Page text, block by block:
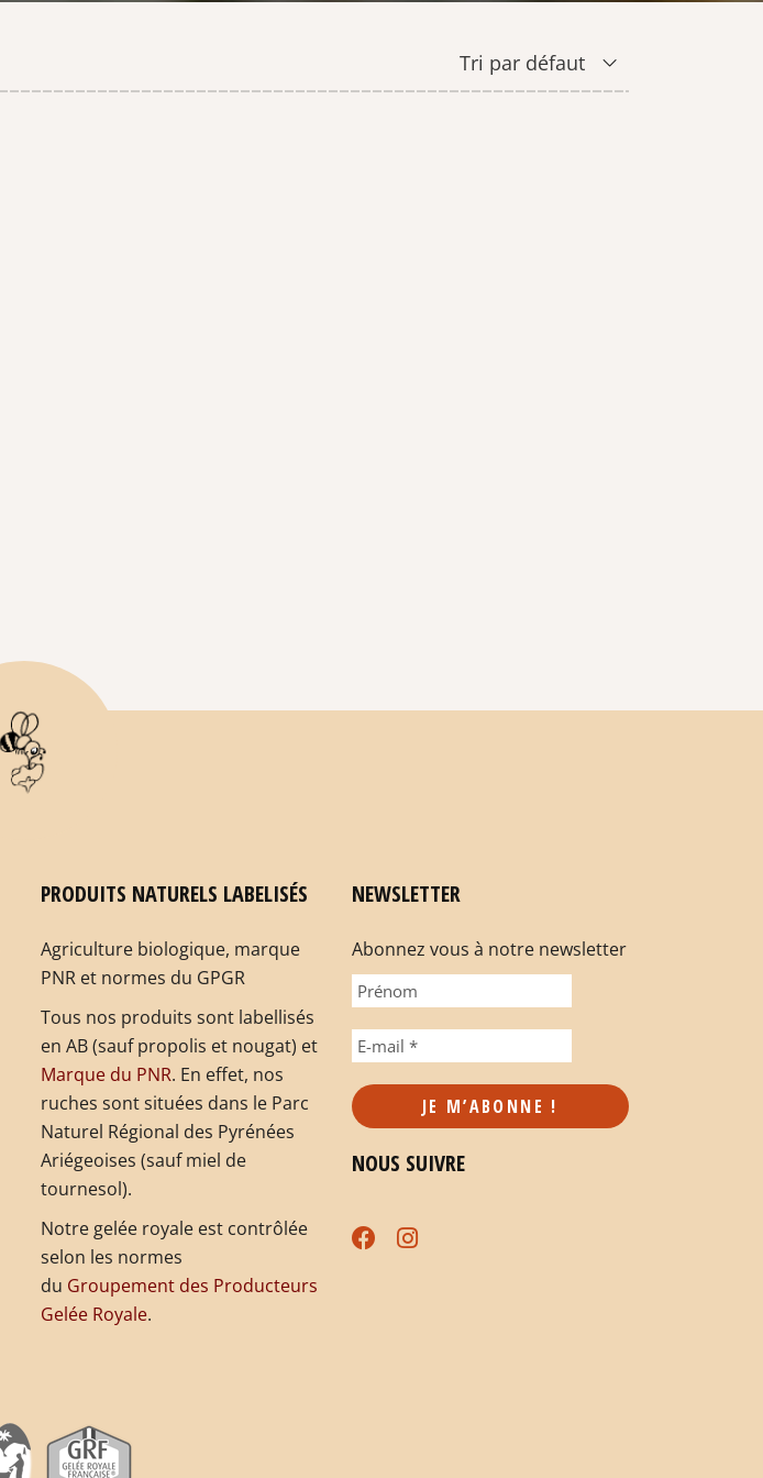
SAVONS
CIRE
Tri par défaut
PRODUITS NATURELS LABELISÉS
Agriculture biologique, marque
PNR et normes du GPGR
Tous nos produits sont labellisés
en AB (sauf propolis et nougat) et
Marque du PNR. En effet, nos
ruches sont situées dans le Parc
Naturel Régional des Pyrénées
Ariégeoises (sauf miel de
tournesol).
Notre gelée royale est contrôlée
selon les normes
du Groupement des Producteurs
Gelée Royale.
NEWSLETTER
Abonnez vous à notre newsletter
NOUS SUIVRE